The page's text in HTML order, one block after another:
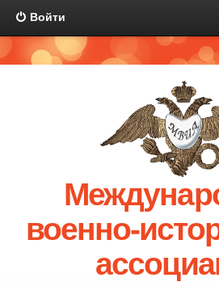
Войти
военно-